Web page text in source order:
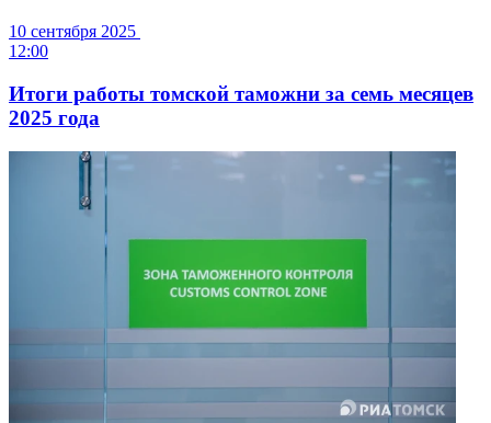
10 сентября 2025
12:00
Итоги работы томской таможни за семь месяцев
2025 года